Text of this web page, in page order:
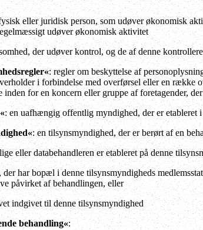
eller juridisk person, som udøver økonomisk
udøver økonomisk aktivitet
der udøver kontrol, og de af denne
: regler om beskyttelse af
i forbindelse med overførsel eller en række
inden for en koncern eller gruppe af foretagender,
: en uafhængig offentlig myndighed, der er etableret
: en tilsynsmyndighed, der er berørt af en
eller databehandleren er etableret på denne
der har bopæl i denne tilsynsmyndigheds
påvirket af behandlingen, eller
indgivet til denne tilsynsmyndighed
behandling«: